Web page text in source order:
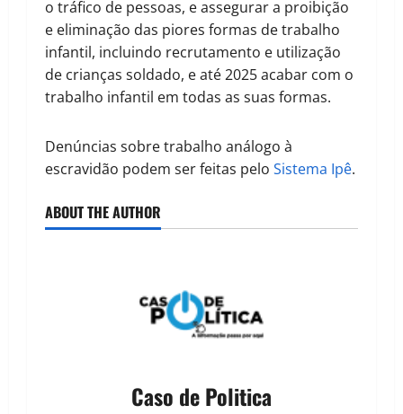
o tráfico de pessoas, e assegurar a proibição
e eliminação das piores formas de trabalho
infantil, incluindo recrutamento e utilização
de crianças soldado, e até 2025 acabar com o
trabalho infantil em todas as suas formas.
Denúncias sobre trabalho análogo à
escravidão podem ser feitas pelo Sistema Ipê.
ABOUT THE AUTHOR
Caso de Politica